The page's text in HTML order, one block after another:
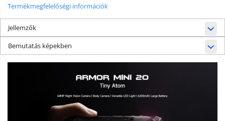
Termékmegfelelőségi információk
Jellemzők
Bemutatás képekben